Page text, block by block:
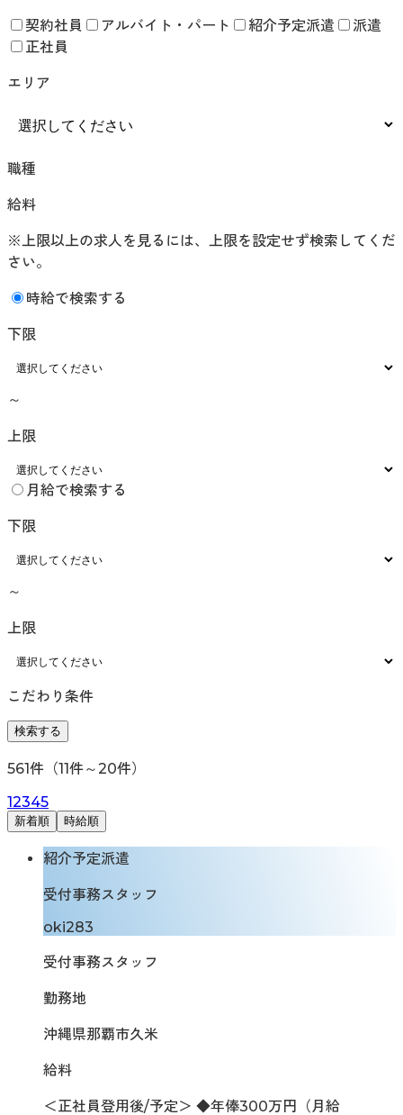
契約社員 アルバイト・パート 紹介予定派遣
派遣
正社員
エリア
職種
給料
※上限以上の求人を見るには、上限を設定せず検索してくだ
さい。
時給で検索する
下限
～
上限
月給で検索する
下限
～
上限
こだわり条件
検索する
561件（11件～20件）
12345
新着順 時給順
紹介予定派遣
受付事務スタッフ
oki283
受付事務スタッフ
勤務地
沖縄県那覇市久米
給料
＜正社員登用後/予定＞ ◆年俸300万円（月給